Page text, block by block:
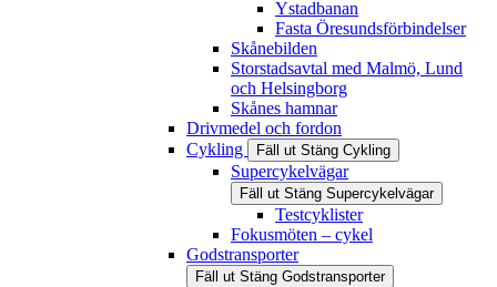
Ystadbanan
Fasta Öresundsförbindelser
Skånebilden
Storstadsavtal med Malmö, Lund
och Helsingborg
Skånes hamnar
Drivmedel och fordon
Cykling
Fäll ut Stäng Cykling
Supercykelvägar
Fäll ut Stäng Supercykelvägar
Testcyklister
Fokusmöten – cykel
Godstransporter
Fäll ut Stäng Godstransporter